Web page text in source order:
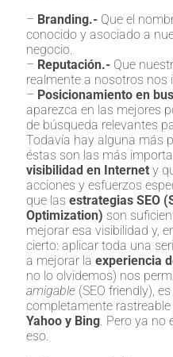
– Branding.- Que el
conocido y asociado a
negocio.
– Reputación.- Que
realmente a nosotros nos
– Posicionamiento en
aparezca en las mejores
de búsqueda relevantes
Todavía hay alguna más
éstas son las más
visibilidad en Internet y
acciones y esfuerzos
que las estrategias SEO
Optimization) son
mejorar esa visibilidad y,
cierto: aplicar toda una
a mejorar la experiencia
no lo olvidemos) nos
amigable (SEO friendly),
completamente
Yahoo y Bing. Pero ya no
eso.